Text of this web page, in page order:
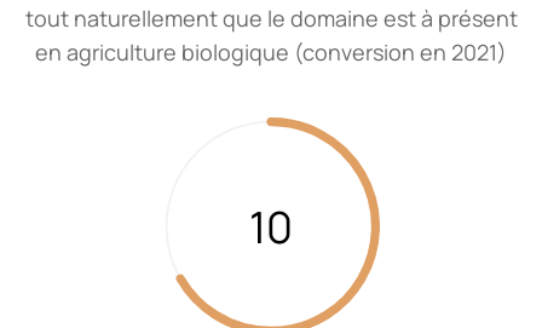
tout naturellement que le domaine est à présent
en agriculture biologique (conversion en 2021)
10